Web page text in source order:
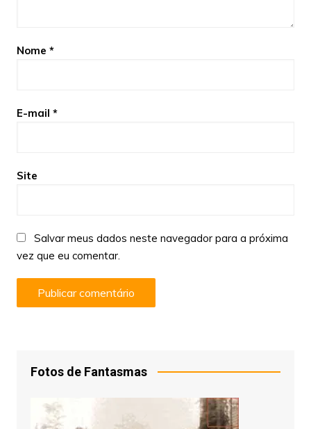
Nome *
E-mail *
Site
Salvar meus dados neste navegador para a próxima
vez que eu comentar.
Fotos de Fantasmas